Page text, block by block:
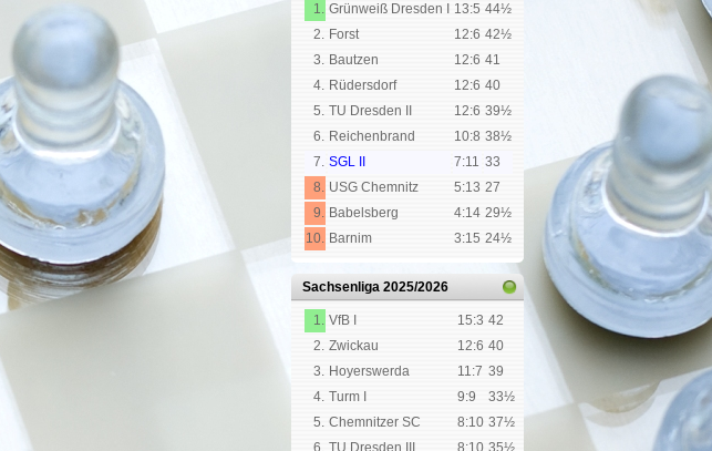
1. Grünweiß Dresden I 13:5 44½
2. Forst 12:6 42½
3. Bautzen 12:6 41
4. Rüdersdorf 12:6 40
5. TU Dresden II 12:6 39½
6. Reichenbrand 10:8 38½
7. SGL II 7:11 33
8. USG Chemnitz 5:13 27
9. Babelsberg 4:14 29½
10. Barnim 3:15 24½
Sachsenliga 2025/2026
1. VfB I 15:3 42
2. Zwickau 12:6 40
3. Hoyerswerda 11:7 39
4. Turm I 9:9
33½
5. Chemnitzer SC 8:10 37½
6. TU Dresden III 8:10 35½